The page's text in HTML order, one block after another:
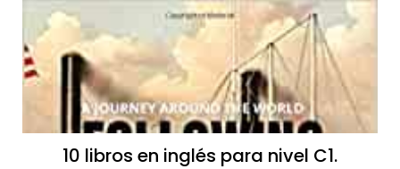
10 libros en inglés para nivel C1.